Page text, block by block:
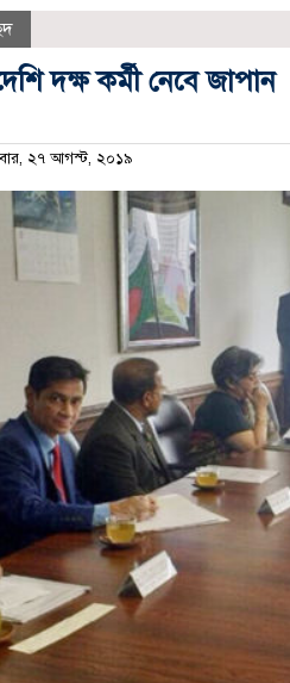
দক্ষ কর্মী নেবে জাপান
২৭ আগস্ট, ২০১৯